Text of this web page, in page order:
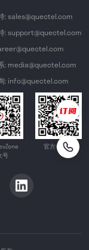
: sales@quectel.com
: support@quectel.com
: media@quectel.com
: info@quectel.com
号
官方公众号